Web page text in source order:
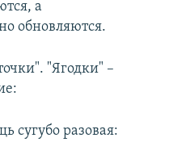
а
обновляются.
"Ягодки" –
сугубо разовая: